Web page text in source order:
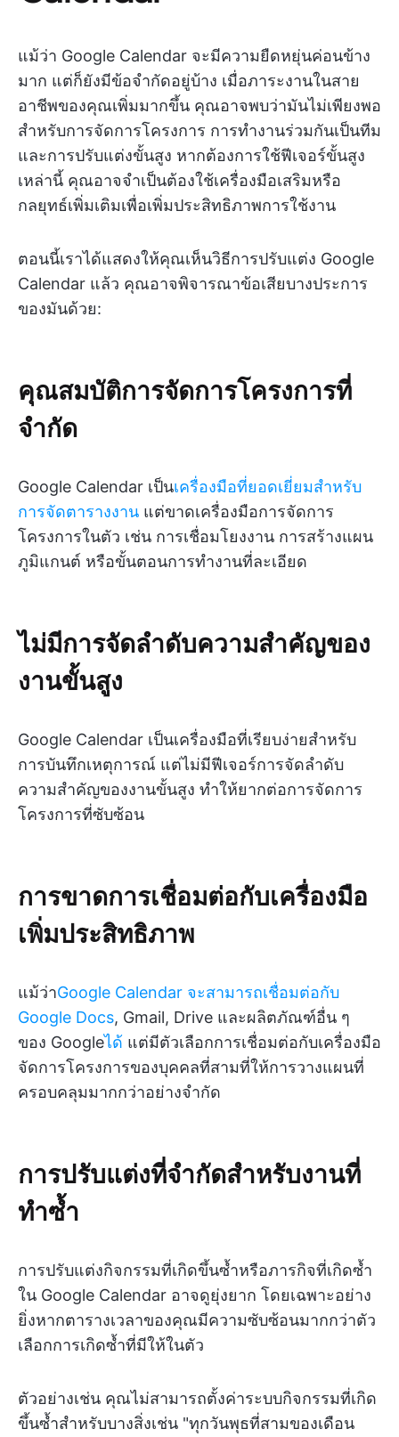
แม้ว่า Google Calendar จะมีความยืดหยุ่นค่อนข้าง
มาก แต่ก็ยังมีข้อจำกัดอยู่บ้าง เมื่อภาระงานในสาย
อาชีพของคุณเพิ่มมากขึ้น คุณอาจพบว่ามันไม่เพียงพอ
สำหรับการจัดการโครงการ การทำงานร่วมกันเป็นทีม
และการปรับแต่งขั้นสูง หากต้องการใช้ฟีเจอร์ขั้นสูง
เหล่านี้ คุณอาจจำเป็นต้องใช้เครื่องมือเสริมหรือ
กลยุทธ์เพิ่มเติมเพื่อเพิ่มประสิทธิภาพการใช้งาน
ตอนนี้เราได้แสดงให้คุณเห็นวิธีการปรับแต่ง Google
Calendar แล้ว คุณอาจพิจารณาข้อเสียบางประการ
ของมันด้วย:
คุณสมบัติการจัดการโครงการที่
จำกัด
Google Calendar เป็นเครื่องมือที่ยอดเยี่ยมสำหรับ
การจัดตารางงาน แต่ขาดเครื่องมือการจัดการ
โครงการในตัว เช่น การเชื่อมโยงงาน การสร้างแผน
ภูมิแกนต์ หรือขั้นตอนการทำงานที่ละเอียด
ไม่มีการจัดลำดับความสำคัญของ
งานขั้นสูง
Google Calendar เป็นเครื่องมือที่เรียบง่ายสำหรับ
การบันทึกเหตุการณ์ แต่ไม่มีฟีเจอร์การจัดลำดับ
ความสำคัญของงานขั้นสูง ทำให้ยากต่อการจัดการ
โครงการที่ซับซ้อน
การขาดการเชื่อมต่อกับเครื่องมือ
เพิ่มประสิทธิภาพ
แม้ว่าGoogle Calendar จะสามารถเชื่อมต่อกับ
Google Docs, Gmail, Drive และผลิตภัณฑ์อื่น ๆ
ของ Googleได้ แต่มีตัวเลือกการเชื่อมต่อกับเครื่องมือ
จัดการโครงการของบุคคลที่สามที่ให้การวางแผนที่
ครอบคลุมมากกว่าอย่างจำกัด
การปรับแต่งที่จำกัดสำหรับงานที่
ทำซ้ำ
การปรับแต่งกิจกรรมที่เกิดขึ้นซ้ำหรือภารกิจที่เกิดซ้ำ
ใน Google Calendar อาจดูยุ่งยาก โดยเฉพาะอย่าง
ยิ่งหากตารางเวลาของคุณมีความซับซ้อนมากกว่าตัว
เลือกการเกิดซ้ำที่มีให้ในตัว
ตัวอย่างเช่น คุณไม่สามารถตั้งค่าระบบกิจกรรมที่เกิด
ขึ้นซ้ำสำหรับบางสิ่งเช่น "ทุกวันพุธที่สามของเดือน